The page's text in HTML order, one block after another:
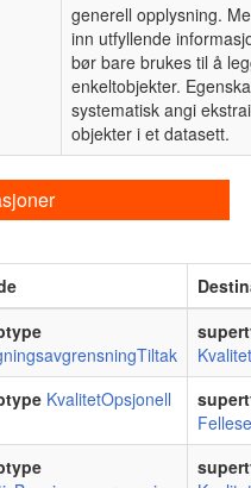
generell opplysning.
inn utfyllende
bør bare brukes til å
enkeltobjekter.
systematisk angi
objekter i et datasett.
KvalitetOpsjonell